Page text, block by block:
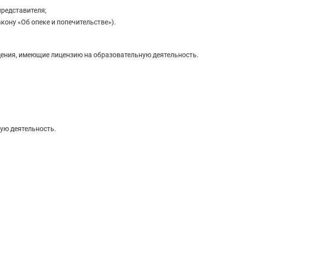
«Об опеке и попечительстве»).
имеющие лицензию на образовательную деятельность.
деятельность.